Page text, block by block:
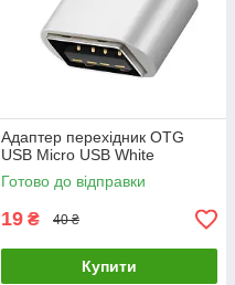
Адаптер перехідник OTG
USB Micro USB White
Готово до відправки
19 ₴ 40 ₴
Купити